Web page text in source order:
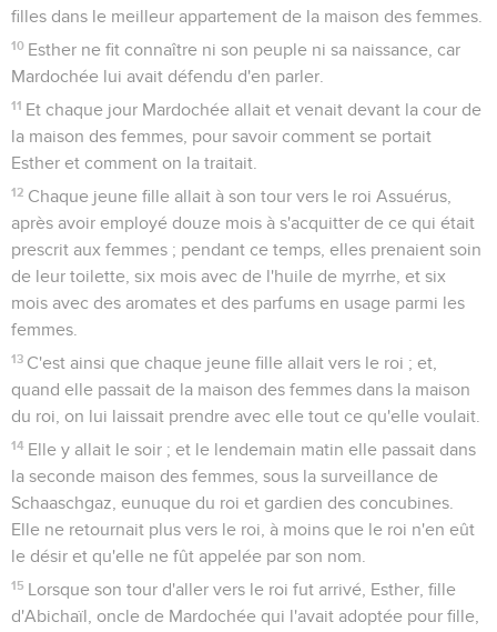
filles dans le meilleur appartement de la maison des femmes.
10 Esther ne fit connaître ni son peuple ni sa naissance, car
Mardochée lui avait défendu d'en parler.
11 Et chaque jour Mardochée allait et venait devant la cour de
la maison des femmes, pour savoir comment se portait
Esther et comment on la traitait.
12 Chaque jeune fille allait à son tour vers le roi Assuérus,
après avoir employé douze mois à s'acquitter de ce qui était
prescrit aux femmes ; pendant ce temps, elles prenaient soin
de leur toilette, six mois avec de l'huile de myrrhe, et six
mois avec des aromates et des parfums en usage parmi les
femmes.
13 C'est ainsi que chaque jeune fille allait vers le roi ; et,
quand elle passait de la maison des femmes dans la maison
du roi, on lui laissait prendre avec elle tout ce qu'elle voulait.
14 Elle y allait le soir ; et le lendemain matin elle passait dans
la seconde maison des femmes, sous la surveillance de
Schaaschgaz, eunuque du roi et gardien des concubines.
Elle ne retournait plus vers le roi, à moins que le roi n'en eût
le désir et qu'elle ne fût appelée par son nom.
15 Lorsque son tour d'aller vers le roi fut arrivé, Esther, fille
d'Abichaïl, oncle de Mardochée qui l'avait adoptée pour fille,